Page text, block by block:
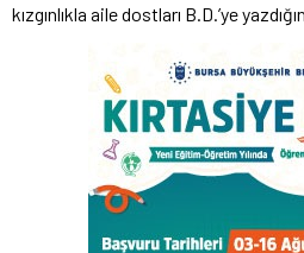
kızgınlıkla aile dostları B.D.’ye